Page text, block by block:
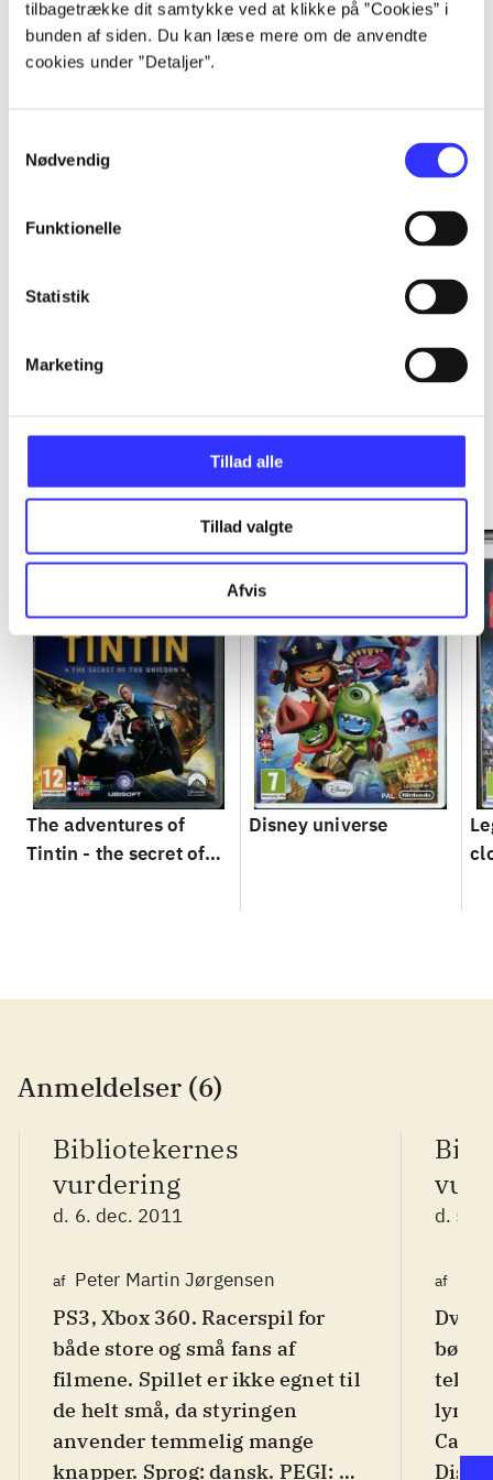
tilbagetrække dit samtykke ved at klikke på ”Cookies” i
bunden af siden. Du kan læse mere om de anvendte
cookies under ”Detaljer”.
Nødvendig
Funktionelle
Statistik
Marketing
Tillad alle
Tillad valgte
Afvis
...
...
...
The adventures of
Tintin - the secret of
Disney universe
Anmeldelser (6)
Bibliotekernes
vurdering
d. 6. dec. 2011
af Peter Martin Jørgensen
PS3, Xbox 360. Racerspil for
både store og små fans af
filmene. Spillet er ikke egnet til
de helt små, da styringen
anvender temmelig mange
knapper. Sprog: dansk. PEGI: 7.
d. 5.
af
Dvd-
børn
tekst
Cars